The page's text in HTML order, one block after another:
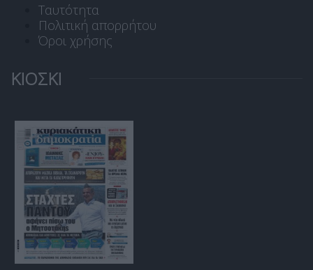
Ταυτότητα
Πολιτική απορρήτου
Όροι χρήσης
ΚΙΟΣΚΙ